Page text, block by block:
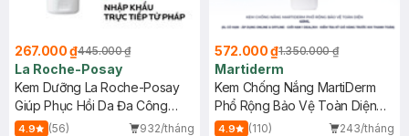
267.000 ₫445.000 ₫
La Roche-Posay
Kem Dưỡng La Roche-Posay
Giúp Phục Hồi Da Đa Công
Dụng 40ml
4.9 (56)
932/tháng
572.000 ₫1.350.000 ₫
Martiderm
Kem Chống Nắng MartiDerm
Phổ Rộng Bảo Vệ Toàn Diện
40ml
4.9 (110)
243/tháng